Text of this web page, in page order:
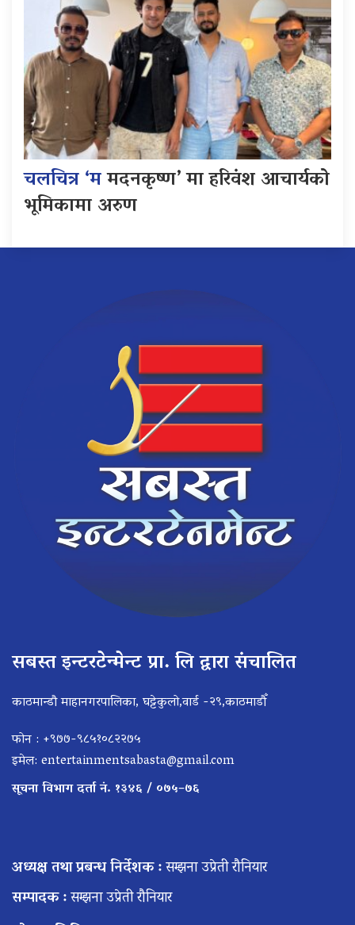
चलचित्र ‘ममदनकृष्ण’ मा हरिवंश आचार्यको
भूमिकामा अरुण
सबस्त इन्टरटेन्मेन्ट प्रा. लि द्वारा संचालित
काठमान्डौ माहानगरपालिका, घट्टेकुलो,वार्ड -२९,काठमाडौँ
फोन : +९७७-९८५१०८२२७५
इमेल: entertainmentsabasta@gmail.com
सूचना विभाग दर्ता नं. १३४६ / ०७५–७६
अध्यक्ष तथा प्रबन्ध निर्देशक :सम्झना उप्रेती रौनियार
सम्पादक :सम्झना उप्रेती रौनियार